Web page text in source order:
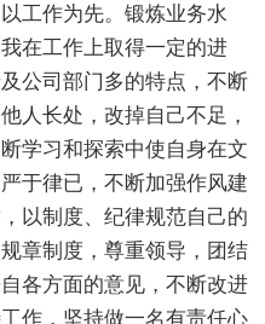
工作为先。锻炼业务水
在工作上取得一定的进
公司部门多的特点，不断
人长处，改掉自己不足，
学习和探索中使自身在文
于律已，不断加强作风建
以制度、纪律规范自己的
章制度，尊重领导，团结
各方面的意见，不断改进
作，坚持做一名有责任心